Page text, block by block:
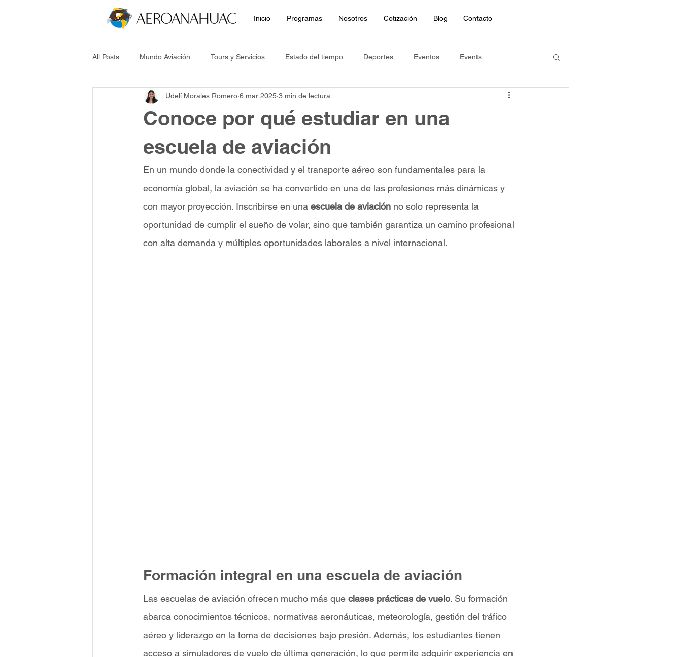
Inicio Programas Nosotros Cotización Blog Contacto
All Posts Mundo Aviación Tours y Servicios Estado del tiempo Deportes Eventos Events
Aviation World Tours and Services Sports Weather forecast
Conoce por qué estudiar en una
escuela de aviación
Udelí Morales Romero 6 mar 2025 3 min de lectura
En un mundo donde la conectividad y el transporte aéreo son fundamentales para la
economía global, la aviación se ha convertido en una de las profesiones más dinámicas y
con mayor proyección. Inscribirse en una escuela de aviación no solo representa la
oportunidad de cumplir el sueño de volar, sino que también garantiza un camino profesional
con alta demanda y múltiples oportunidades laborales a nivel internacional.
Formación integral en una escuela de aviación
Las escuelas de aviación ofrecen mucho más que clases prácticas de vuelo. Su formación
abarca conocimientos técnicos, normativas aeronáuticas, meteorología, gestión del tráfico
aéreo y liderazgo en la toma de decisiones bajo presión. Además, los estudiantes tienen
acceso a simuladores de vuelo de última generación, lo que permite adquirir experiencia en